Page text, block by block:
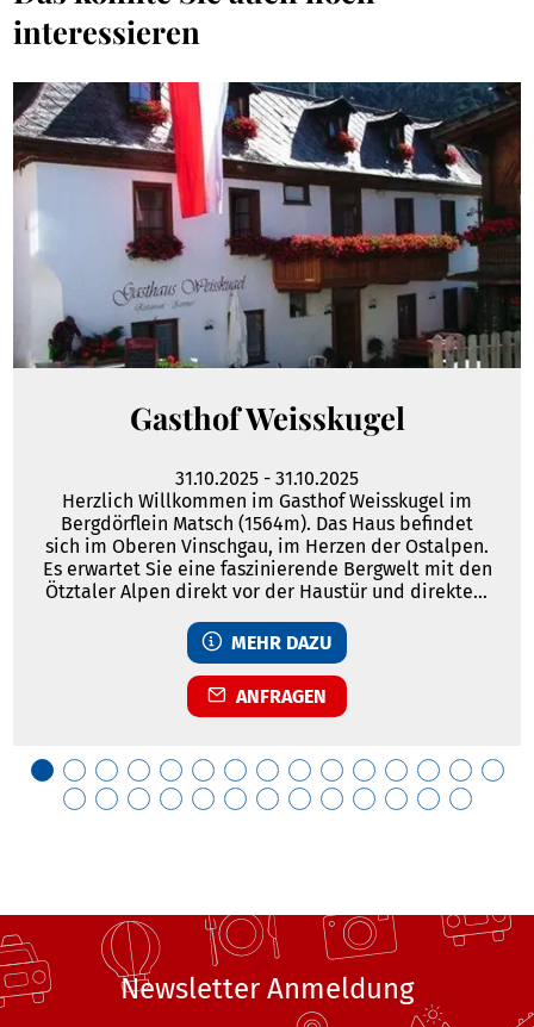
interessieren
Gasthof Weisskugel
31.10.2025 - 31.10.2025
Herzlich Willkommen im Gasthof Weisskugel im
Bergdörflein Matsch (1564m). Das Haus befindet
sich im Oberen Vinschgau, im Herzen der Ostalpen.
Es erwartet Sie eine faszinierende Bergwelt mit den
Ötztaler Alpen direkt vor der Haustür und direktem
Das ganze Matschertal bildet ein weitläufiges,
urwüchsiges Wandergebiet durch Wald und Wiesen.
MEHR DAZU
ANFRAGEN
Newsletter Anmeldung